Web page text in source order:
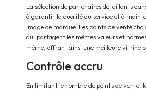
La sélection de partenaires détaillants
à garantir la qualité du service et à
image de marque. Les points de vente
qui partagent les mêmes valeurs et
même, offrant ainsi une meilleure vitrine
Contrôle accru
En limitant le nombre de points de vente,